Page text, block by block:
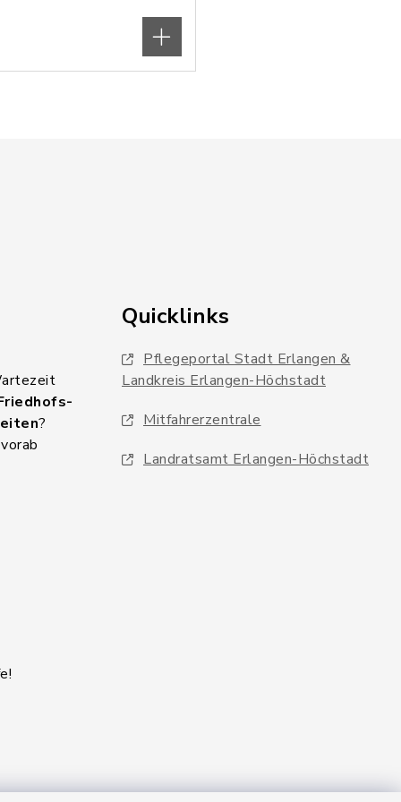
?
Quicklinks
Pflegeportal Stadt Erlangen &
Landkreis Erlangen-Höchstadt
Mitfahrerzentrale
Landratsamt Erlangen-Höchstadt